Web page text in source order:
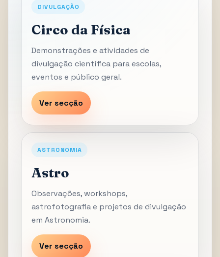
DIVULGAÇÃO
Circo da Física
Demonstrações e atividades de
divulgação científica para escolas,
eventos e público geral.
Ver secção
ASTRONOMIA
Astro
Observações, workshops,
astrofotografia e projetos de divulgação
em Astronomia.
Ver secção